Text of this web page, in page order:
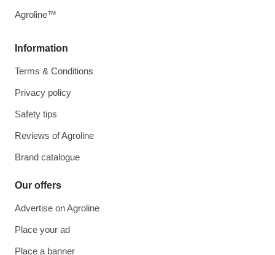
Information
Terms & Conditions
Privacy policy
Safety tips
Reviews of Agroline
Brand catalogue
Our offers
Advertise on Agroline
Place your ad
Place a banner
Agroline™